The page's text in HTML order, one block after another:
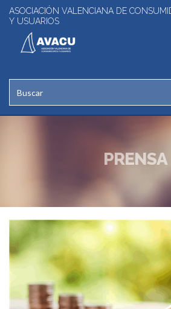
ASOCIACIÓN VALENCIANA DE
Y USUARIOS
PRENSA